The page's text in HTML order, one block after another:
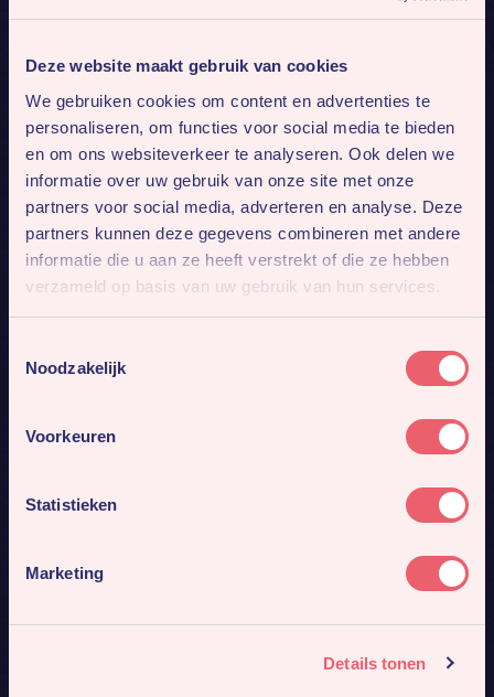
Deze website maakt gebruik van cookies
We gebruiken cookies om content en advertenties te
personaliseren, om functies voor social media te bieden
en om ons websiteverkeer te analyseren. Ook delen we
informatie over uw gebruik van onze site met onze
partners voor social media, adverteren en analyse. Deze
partners kunnen deze gegevens combineren met andere
informatie die u aan ze heeft verstrekt of die ze hebben
verzameld op basis van uw gebruik van hun services.
Noodzakelijk
Voorkeuren
Statistieken
Marketing
Details tonen